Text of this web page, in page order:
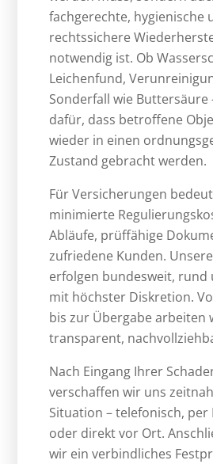
fachgerechte, hygienische
rechtssichere
notwendig ist. Ob
Leichenfund,
Sonderfall wie Buttersäure
dafür, dass betroffene
wieder in einen
Zustand gebracht werden.
Für Versicherungen
minimierte
Abläufe, prüffähige
zufriedene Kunden.
erfolgen bundesweit, rund
mit höchster Diskretion.
bis zur Übergabe arbeiten
transparent,
Nach Eingang Ihrer
verschaffen wir uns
Situation – telefonisch,
oder direkt vor Ort.
wir ein verbindliches